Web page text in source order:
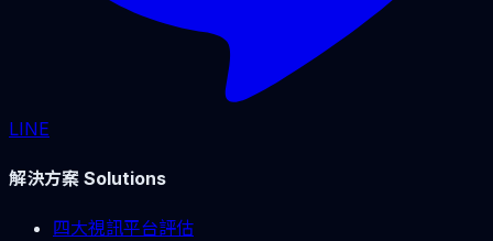
LINE
解決方案 Solutions
四大視訊平台評估